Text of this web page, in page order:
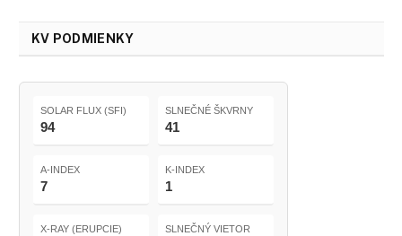
KV PODMIENKY
SOLAR FLUX (SFI)
94
SLNEČNÉ ŠKVRNY
41
A-INDEX
7
K-INDEX
1
X-RAY (ERUPCIE) SLNEČNÝ VIETOR